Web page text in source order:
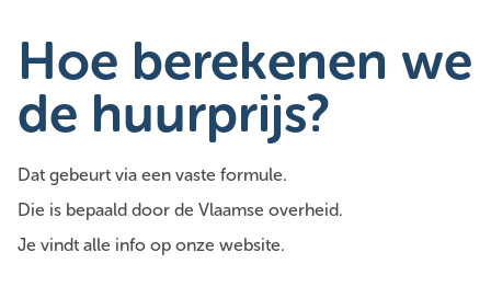
Hoe berekenen we
de huurprijs?
Dat gebeurt via een vaste formule.
Die is bepaald door de Vlaamse overheid.
Je vindt alle info op onze website.